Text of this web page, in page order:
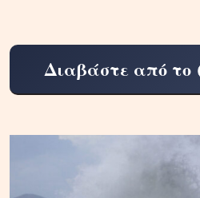
Διαβάστε από το